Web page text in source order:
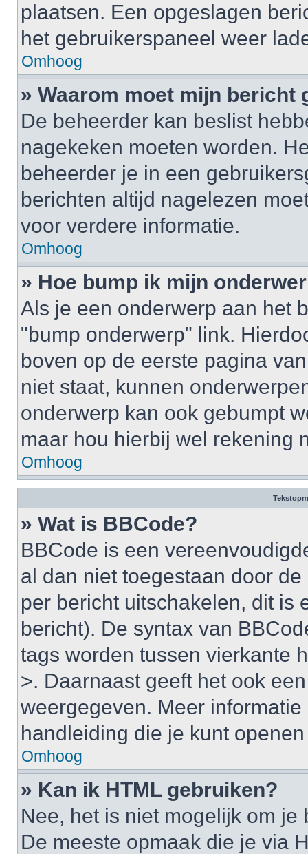
plaatsen. Een opgeslagen
het gebruikerspaneel weer
Omhoog
» Waarom moet mijn bericht
De beheerder kan beslist
nagekeken moeten worden.
beheerder je in een
berichten altijd nagelezen
voor verdere informatie.
Omhoog
» Hoe bump ik mijn
Als je een onderwerp aan het
"bump onderwerp" link.
boven op de eerste pagina
niet staat, kunnen
onderwerp kan ook gebumpt
maar hou hierbij wel rekening
Omhoog
» Wat is BBCode?
BBCode is een
al dan niet toegestaan door
per bericht uitschakelen, dit is
bericht). De syntax van
tags worden tussen vierkante
>. Daarnaast geeft het ook
weergegeven. Meer
handleiding die je kunt
Omhoog
» Kan ik HTML gebruiken?
Nee, het is niet mogelijk om
De meeste opmaak die je via